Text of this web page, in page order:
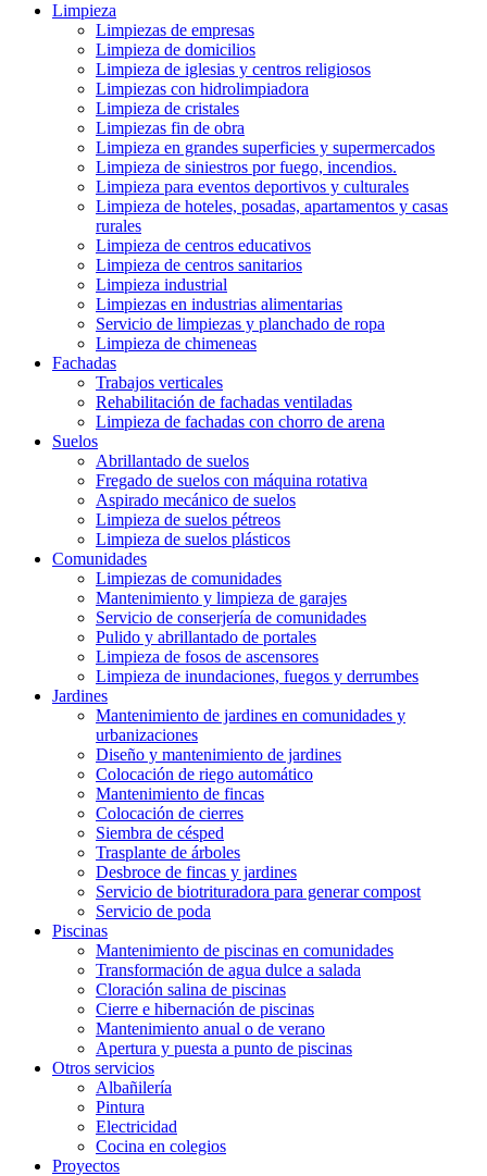
Limpieza
Limpiezas de empresas
Limpieza de domicilios
Limpieza de iglesias y centros religiosos
Limpiezas con hidrolimpiadora
Limpieza de cristales
Limpiezas fin de obra
Limpieza en grandes superficies y supermercados
Limpieza de siniestros por fuego, incendios.
Limpieza para eventos deportivos y culturales
Limpieza de hoteles, posadas, apartamentos y casas
rurales
Limpieza de centros educativos
Limpieza de centros sanitarios
Limpieza industrial
Limpiezas en industrias alimentarias
Servicio de limpiezas y planchado de ropa
Limpieza de chimeneas
Fachadas
Trabajos verticales
Rehabilitación de fachadas ventiladas
Limpieza de fachadas con chorro de arena
Suelos
Abrillantado de suelos
Fregado de suelos con máquina rotativa
Aspirado mecánico de suelos
Limpieza de suelos pétreos
Limpieza de suelos plásticos
Comunidades
Limpiezas de comunidades
Mantenimiento y limpieza de garajes
Servicio de conserjería de comunidades
Pulido y abrillantado de portales
Limpieza de fosos de ascensores
Limpieza de inundaciones, fuegos y derrumbes
Jardines
Mantenimiento de jardines en comunidades y
urbanizaciones
Diseño y mantenimiento de jardines
Colocación de riego automático
Mantenimiento de fincas
Colocación de cierres
Siembra de césped
Trasplante de árboles
Desbroce de fincas y jardines
Servicio de biotrituradora para generar compost
Servicio de poda
Piscinas
Mantenimiento de piscinas en comunidades
Transformación de agua dulce a salada
Cloración salina de piscinas
Cierre e hibernación de piscinas
Mantenimiento anual o de verano
Apertura y puesta a punto de piscinas
Otros servicios
Albañilería
Pintura
Electricidad
Cocina en colegios
Proyectos